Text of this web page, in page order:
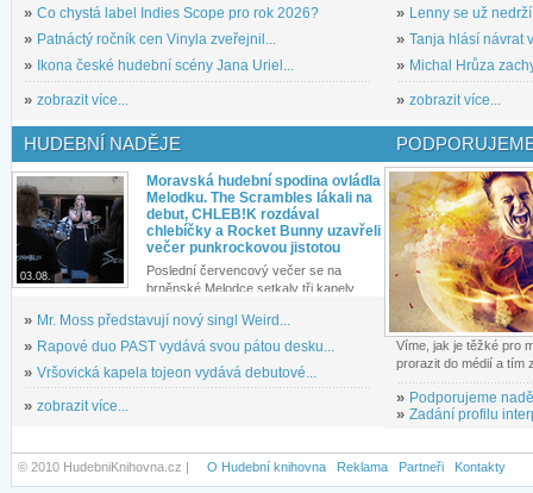
» Co chystá label Indies Scope pro rok 2026?
» Patnáctý ročník cen Vinyla zveřejnil...
»
Ikona české hudební scény Jana Uriel...
» zobrazit více...
» Lenny se už
» Tanja hlásí návrat
» Michal Hrůza
» zobrazit více...
HUDEBNÍ NADĚJE
03.08.
Moravská hudební spodina ovládla
Melodku. The Scrambles lákali na
debut, CHLEB!K rozdával
chlebíčky a Rocket Bunny uzavřeli
večer punkrockovou jistotou
Poslední červencový večer se na
brněnské Melodce setkaly tři kapely...
» Mr. Moss představují nový singl Weird...
» Rapové duo PAST vydává svou pátou desku...
» Vršovická kapela tojeon vydává debutové...
» zobrazit více...
Víme, jak je těžké pro
prorazit do médií a tím
» Podporujeme
» Zadání profilu
© 2010 HudebniKnihovna.cz | O Hudební knihovna Reklama Partneři Kontakty